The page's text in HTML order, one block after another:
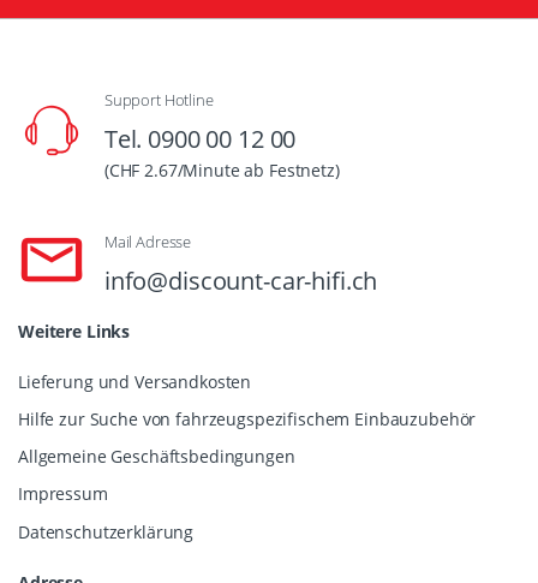
Support Hotline
Tel. 0900 00 12 00
(CHF 2.67/Minute ab Festnetz)
Mail Adresse
info@discount-car-hifi.ch
Weitere Links
Lieferung und Versandkosten
Hilfe zur Suche von fahrzeugspezifischem Einbauzubehör
Allgemeine Geschäftsbedingungen
Impressum
Datenschutzerklärung